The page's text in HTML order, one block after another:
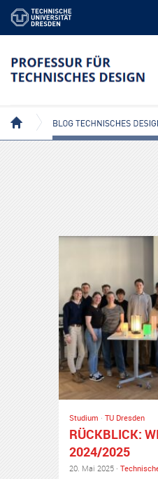
BEITRÄGE MIT DEM TAG:
Studium · TU Dresden
RÜCKBLICK:
2024/2025
20. Mai 2025 ·